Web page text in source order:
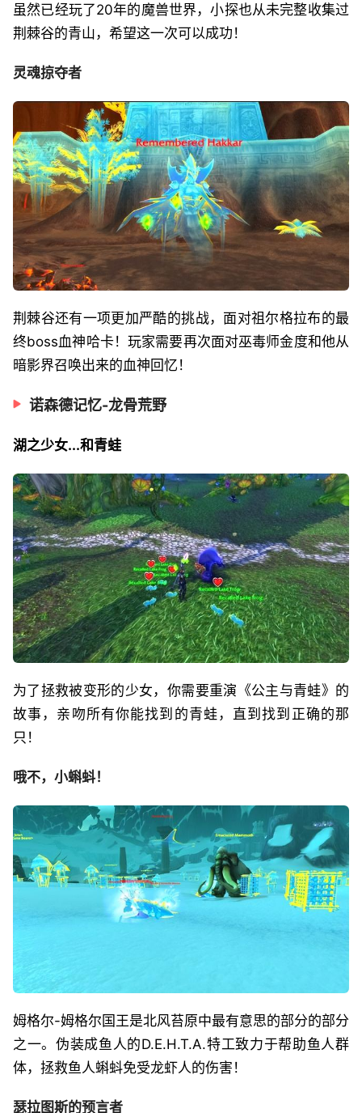
虽然已经玩了20年的魔兽世界，小探也从未完整收集过
荆棘谷的青山，希望这一次可以成功！
灵魂掠夺者
荆棘谷还有一项更加严酷的挑战，面对祖尔格拉布的最
终boss血神哈卡！玩家需要再次面对巫毒师金度和他从
暗影界召唤出来的血神回忆！
诺森德记忆-龙骨荒野
湖之少女...和青蛙
为了拯救被变形的少女，你需要重演《公主与青蛙》的
故事，亲吻所有你能找到的青蛙，直到找到正确的那
只！
哦不，小蝌蚪！
姆格尔-姆格尔国王是北风苔原中最有意思的部分的部分
之一。伪装成鱼人的D.E.H.T.A.特工致力于帮助鱼人群
体，拯救鱼人蝌蚪免受龙虾人的伤害！
瑟拉图斯的预言者